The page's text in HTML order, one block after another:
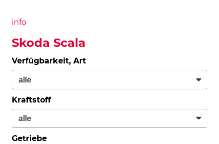
info
Skoda Scala
Verfügbarkeit, Art
Kraftstoff
Getriebe